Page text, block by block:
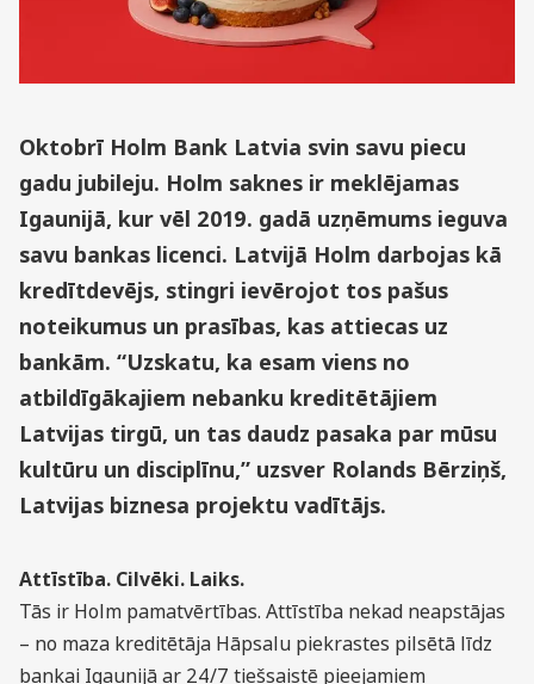
Oktobrī Holm Bank Latvia svin savu piecu
gadu jubileju. Holm saknes ir meklējamas
Igaunijā, kur vēl 2019. gadā uzņēmums ieguva
savu bankas licenci. Latvijā Holm darbojas kā
kredītdevējs, stingri ievērojot tos pašus
noteikumus un prasības, kas attiecas uz
bankām. “Uzskatu, ka esam viens no
atbildīgākajiem nebanku kreditētājiem
Latvijas tirgū, un tas daudz pasaka par mūsu
kultūru un disciplīnu,” uzsver Rolands Bērziņš,
Latvijas biznesa projektu vadītājs.
Attīstība. Cilvēki. Laiks.
Tās ir Holm pamatvērtības. Attīstība nekad neapstājas
– no maza kreditētāja Hāpsalu piekrastes pilsētā līdz
bankai Igaunijā ar 24/7 tiešsaistē pieejamiem